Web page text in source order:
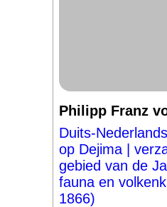
Philipp Franz
Duits-
op Dejima |
gebied van de
fauna en
1866)